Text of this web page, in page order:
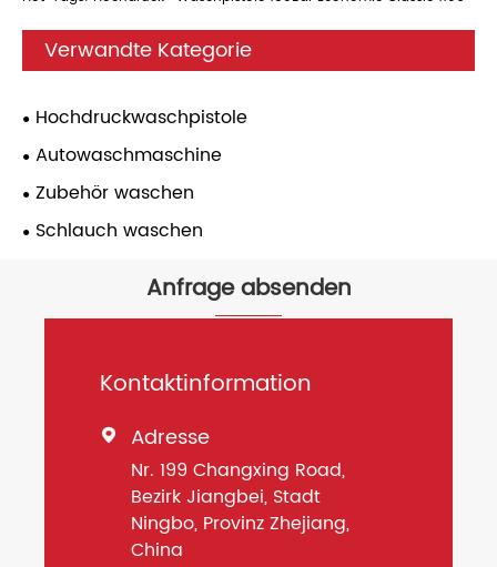
Verwandte Kategorie
Hochdruckwaschpistole
Autowaschmaschine
Zubehör waschen
Schlauch waschen
Anfrage absenden
Kontaktinformation
 Adresse
Nr. 199 Changxing Road,
Bezirk Jiangbei, Stadt
Ningbo, Provinz Zhejiang,
China